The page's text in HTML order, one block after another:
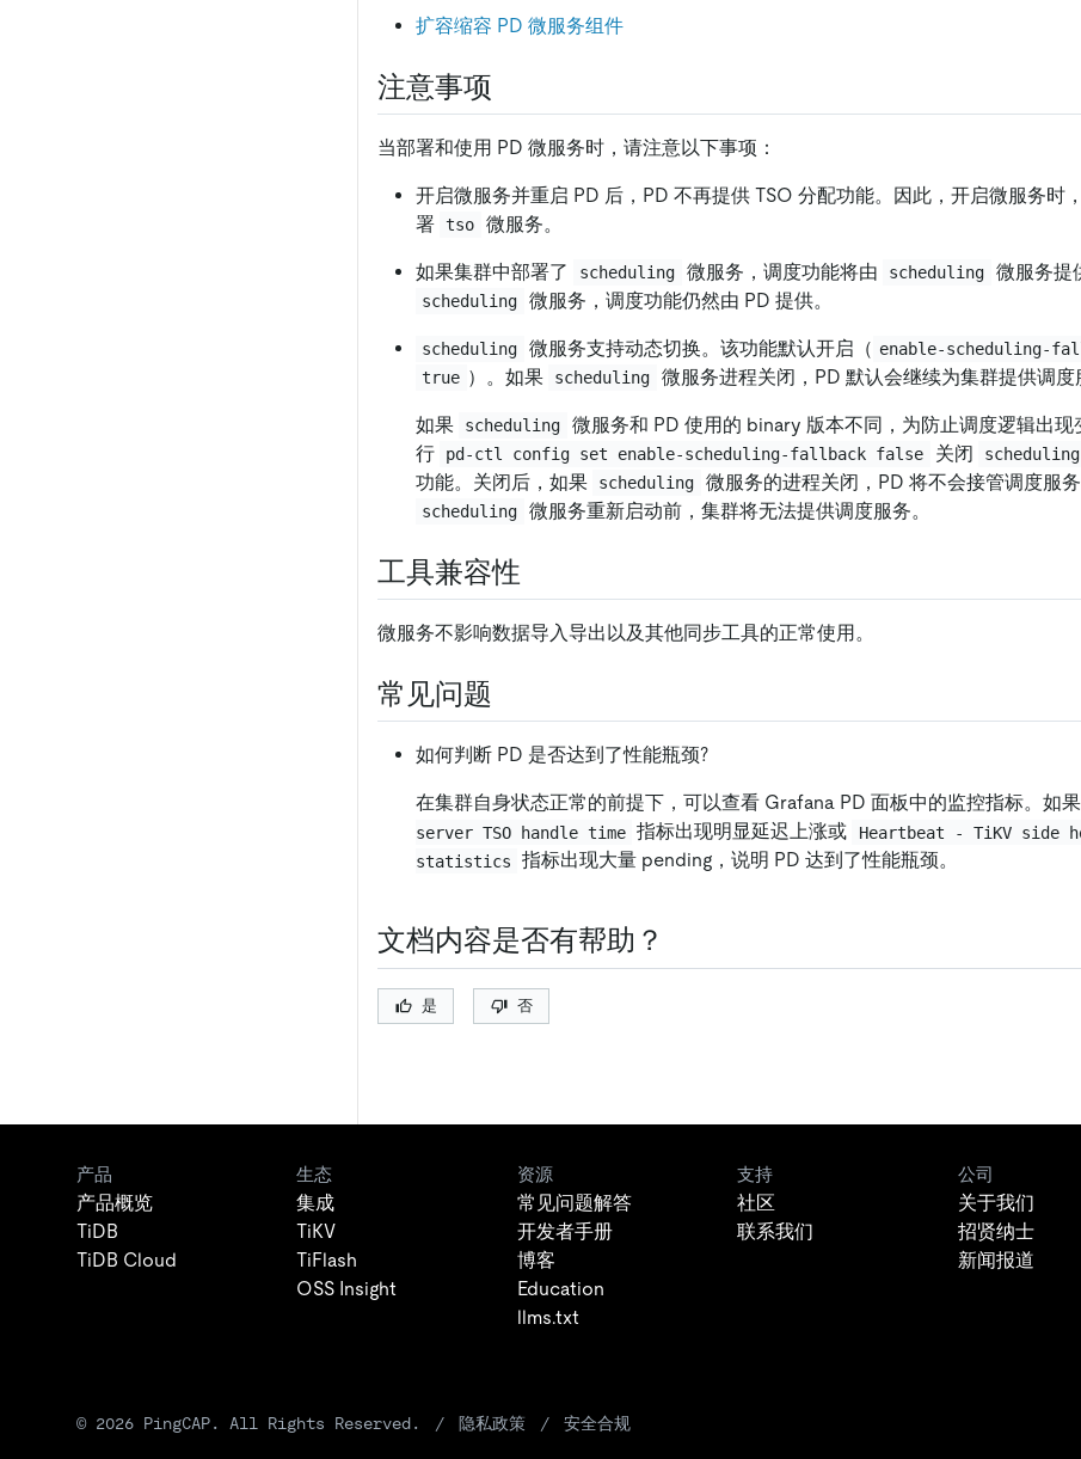
扩容缩容 PD 微服务组件
注意事项
当部署和使用 PD 微服务时，请注意以下事项：
开启微服务并重启 PD 后，PD 不再提供 TSO 分配功能。因此，开启微服务时
署 tso 微服务。
如果集群中部署了 scheduling 微服务，调度功能将由 scheduling 微服务提
scheduling 微服务，调度功能仍然由 PD 提供。
scheduling 微服务支持动态切换。该功能默认开启（ enable-scheduling-
true ）。如果 scheduling 微服务进程关闭，PD 默认会继续为集群提供调度
如果 scheduling
微服务和 PD 使用的 binary 版本不同，为防止调度逻辑出现
行
pd-ctl config set enable-scheduling-fallback false 关闭 scheduling
功能。关闭后，如果
scheduling 微服务的进程关闭，PD 将不会接管调度服
scheduling 微服务重新启动前，集群将无法提供调度服务。
工具兼容性
微服务不影响数据导入导出以及其他同步工具的正常使用。
常见问题
如何判断 PD 是否达到了性能瓶颈?
在集群自身状态正常的前提下，可以查看 Grafana PD 面板中的监控指标。如果
server TSO handle time 指标出现明显延迟上涨或
Heartbeat - TiKV side
statistics
指标出现大量 pending，说明 PD 达到了性能瓶颈。
文档内容是否有帮助？
是 否
产品
产品概览
TiDB
TiDB Cloud
生态
集成
TiKV
TiFlash
OSS Insight
资源
常见问题解答
开发者手册
博客
Education
llms.txt
支持
社区
联系我们
公司
关于我们
招贤纳士
新闻报道
© 2026 PingCAP. All Rights Reserved. / 隐私政策 / 安全合规